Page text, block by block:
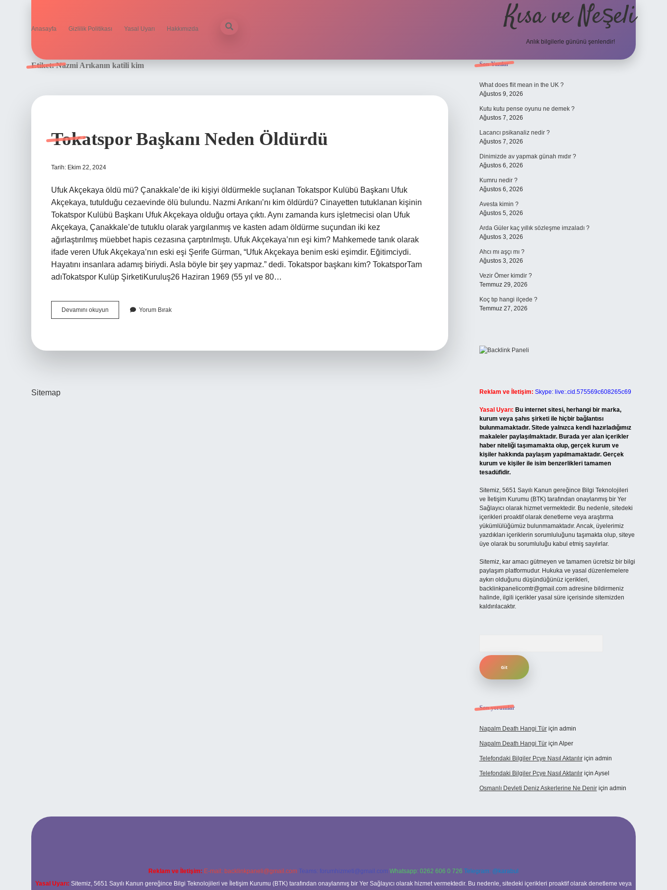
Anasayfa Gizlilik Politikası Yasal Uyarı Hakkımızda Kısa ve Neşeli
Anlık bilgilerle gününü şenlendir!
Etiket:Nazmi Arıkanın katili kim
Tokatspor Başkanı Neden Öldürdü
Tarih: Ekim 22, 2024
Ufuk Akçekaya öldü mü? Çanakkale’de iki kişiyi öldürmekle suçlanan Tokatspor Kulübü Başkanı Ufuk
Akçekaya, tutulduğu cezaevinde ölü bulundu. Nazmi Arıkanı’nı kim öldürdü? Cinayetten tutuklanan kişinin
Tokatspor Kulübü Başkanı Ufuk Akçekaya olduğu ortaya çıktı. Aynı zamanda kurs işletmecisi olan Ufuk
Akçekaya, Çanakkale’de tutuklu olarak yargılanmış ve kasten adam öldürme suçundan iki kez
ağırlaştırılmış müebbet hapis cezasına çarptırılmıştı. Ufuk Akçekaya’nın eşi kim? Mahkemede tanık olarak
ifade veren Ufuk Akçekaya’nın eski eşi Şerife Gürman, “Ufuk Akçekaya benim eski eşimdir. Eğitimciydi.
Hayatını insanlara adamış biriydi. Asla böyle bir şey yapmaz.” dedi. Tokatspor başkanı kim? TokatsporTam
adıTokatspor Kulüp ŞirketiKuruluş26 Haziran 1969 (55 yıl ve 80…
Devamını okuyun Tokatspor
Başkanı
Yorum Bırak
Sitemap
Sidebar
Son Yazılar
What does flit mean in the UK ?
Ağustos 9, 2026
Kutu kutu pense oyunu ne demek ?
Ağustos 7, 2026
Lacancı psikanaliz nedir ?
Ağustos 7, 2026
Dinimizde av yapmak günah mıdır ?
Ağustos 6, 2026
Kumru nedir ?
Ağustos 6, 2026
Avesta kimin ?
Ağustos 5, 2026
Arda Güler kaç yıllık sözleşme imzaladı ?
Ağustos 3, 2026
Ahcı mı aşçı mı ?
Ağustos 3, 2026
Vezir Ömer kimdir ?
Temmuz 29, 2026
Koç tıp hangi ilçede ?
Temmuz 27, 2026
Reklam ve İletişim: Skype: live:.cid.575569c608265c69
Yasal Uyarı: Bu internet sitesi, herhangi bir marka,
kurum veya şahıs şirketi ile hiçbir bağlantısı
bulunmamaktadır. Sitede yalnızca kendi hazırladığımız
makaleler paylaşılmaktadır. Burada yer alan içerikler
haber niteliği taşımamakta olup, gerçek kurum ve
kişiler hakkında paylaşım yapılmamaktadır. Gerçek
kurum ve kişiler ile isim benzerlikleri tamamen
tesadüfidir.
Sitemiz, 5651 Sayılı Kanun gereğince Bilgi Teknolojileri
ve İletişim Kurumu (BTK) tarafından onaylanmış bir Yer
Sağlayıcı olarak hizmet vermektedir. Bu nedenle, sitedeki
içerikleri proaktif olarak denetleme veya araştırma
yükümlülüğümüz bulunmamaktadır. Ancak, üyelerimiz
yazdıkları içeriklerin sorumluluğunu taşımakta olup, siteye
üye olarak bu sorumluluğu kabul etmiş sayılırlar.
Sitemiz, kar amacı gütmeyen ve tamamen ücretsiz bir bilgi
paylaşım platformudur. Hukuka ve yasal düzenlemelere
aykırı olduğunu düşündüğünüz içerikleri,
backlinkpanelicomtr@gmail.comadresine bildirmeniz
halinde, ilgili içerikler yasal süre içerisinde sitemizden
kaldırılacaktır.
Son yorumlar
Napalm Death Hangi Türiçin admin
Napalm Death Hangi Türiçin Alper
Telefondaki Bilgiler Pcye Nasıl Aktarılıriçin admin
Telefondaki Bilgiler Pcye Nasıl Aktarılıriçin Aysel
Osmanlı Devleti Deniz Askerlerine Ne Deniriçin admin
Reklam ve İletişim: E-mail: backlinkpaneli@gmail.com Teams: forumhizmeti@gmail.com Whatsapp: 0262 606 0 726 Telegram: @karabul
Yasal Uyarı: Sitemiz, 5651 Sayılı Kanun gereğince Bilgi Teknolojileri ve İletişim Kurumu (BTK) tarafından onaylanmış bir Yer Sağlayıcı olarak hizmet vermektedir. Bu nedenle, sitedeki içerikleri proaktif olarak denetleme veya